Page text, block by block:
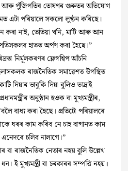
আৰু পুঁজিপতিৰ তোষণৰ গুৰুতৰ অভিযোগ
এটা পৰিয়ালে সকলো লুণ্ঠন কৰিছে।
নাই, তেতিয়া খনি, মাটি আৰু আন
হাতত অৰ্পণ কৰা হৈছে।”
নিৰ্মূলকৰণৰ ফ্লেগশ্বিপ আঁচনি
ৰাজনৈতিক সমাৱেশত উপস্থিত
দিয়াৰ ভাবুকি দিয়া বুলিও ভাদ্ৰাই
অনুষ্ঠান হওক বা মুখ্যমন্ত্ৰীৰ,
বাধ্য কৰা হৈছে। প্ৰতিটো পৰিয়ালৰে
ঘৰৰ কাম কৰিব নে চাহ বাগানত কাম
চলিব নালাগে।”
ৰাজনৈতিক নেতাৰ নহয় বুলি উল্লেখ
ই মুখ্যমন্ত্ৰী বা চৰকাৰৰ সম্পত্তি নহয়।